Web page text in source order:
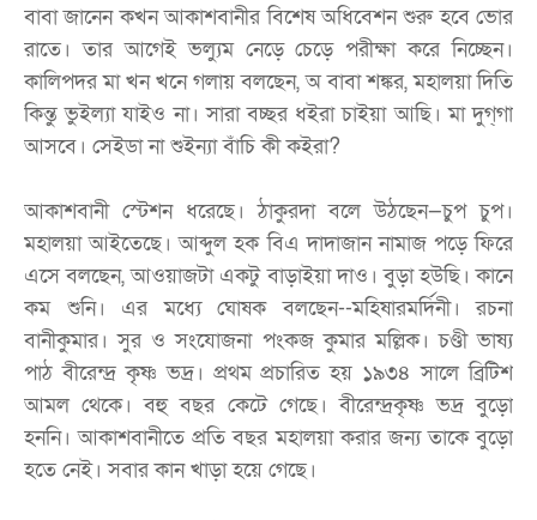
বাবা জানেন কখন আকাশবানীর বিশেষ অধিবেশন শুরু হবে ভোর
রাতে। তার আগেই ভল্যুম নেড়ে চেড়ে পরীক্ষা করে নিচ্ছেন।
কালিপদর মা খন খনে গলায় বলছেন, অ বাবা শঙ্কর, মহালয়া দিতি
কিন্তু ভুইল্যা যাইও না। সারা বচ্ছর ধইরা চাইয়া আছি। মা দুগ্‌গা
আসবে। সেইডা না শুইন্যা বাঁচি কী কইরা?
আকাশবানী স্টেশন ধরেছে। ঠাকুরদা বলে উঠছেন—চুপ চুপ।
মহালয়া আইতেছে। আব্দুল হক বিএ দাদাজান নামাজ পড়ে ফিরে
এসে বলছেন, আওয়াজটা একটু বাড়াইয়া দাও। বুড়া হউছি। কানে
কম শুনি। এর মধ্যে ঘোষক বলছেন--মহিষারমর্দিনী। রচনা
বানীকুমার। সুর ও সংযোজনা পংকজ কুমার মল্লিক। চণ্ডী ভাষ্য
পাঠ বীরেন্দ্র কৃষ্ণ ভদ্র। প্রথম প্রচারিত হয় ১৯৩৪ সালে ব্রিটিশ
আমল থেকে। বহু বছর কেটে গেছে। বীরেন্দ্রকৃষ্ণ ভদ্র বুড়ো
হননি। আকাশবানীতে প্রতি বছর মহালয়া করার জন্য তাকে বুড়ো
হতে নেই। সবার কান খাড়া হয়ে গেছে।